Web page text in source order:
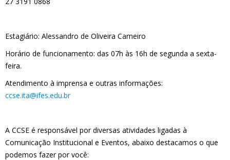
Estagiário: Alessandro de Oliveira Carneiro
Horário de funcionamento: das 07h às 16h de segunda a sexta-
feira.
Atendimento à imprensa e outras informações:
ccse.ita@ifes.edu.br
A CCSE é responsável por diversas atividades ligadas à
Comunicação Institucional e Eventos, abaixo destacamos o que
podemos fazer por você: